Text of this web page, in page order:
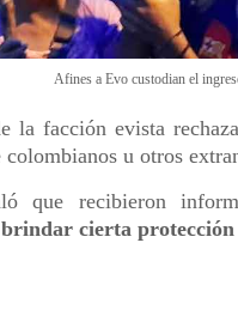
Afines a Evo custodian el
la facción evista
colombianos u otros
que recibieron
cierta